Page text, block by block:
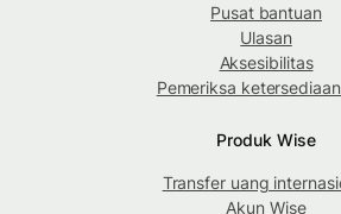
Pusat bantuan
Ulasan
Aksesibilitas
Pemeriksa
Produk Wise
Transfer uang
Akun Wise